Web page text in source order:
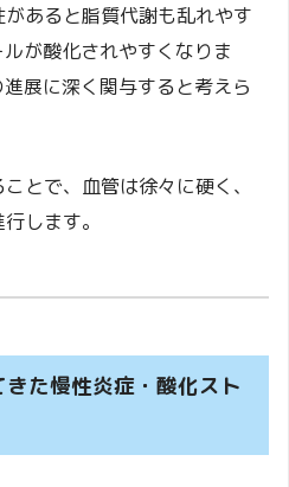
あると脂質代謝も乱れやす
が酸化されやすくなりま
展に深く関与すると考えら
とで、血管は徐々に硬く、
します。
た慢性炎症・酸化スト